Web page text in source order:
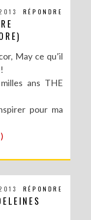
– CONCOURS
RÉPONDRE
May ce qu’il
ans THE
pour ma
RÉPONDRE